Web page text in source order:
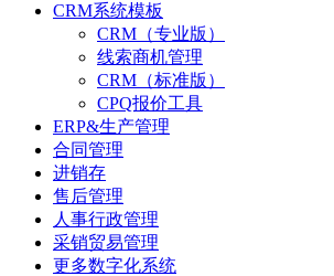
CRM系统模板
CRM（专业版）
线索商机管理
CRM（标准版）
CPQ报价工具
ERP&生产管理
合同管理
进销存
售后管理
人事行政管理
采销贸易管理
更多数字化系统